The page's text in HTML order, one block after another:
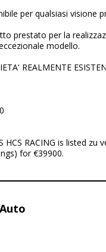
per qualsiasi visione
prestato per la
modello.
REALMENTE
HCS RACING is listed
for €39900.